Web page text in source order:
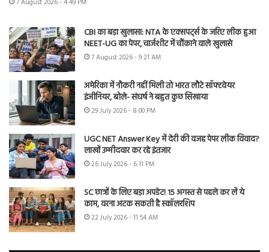
7 August 2026 - 4:49 PM
CBI का बड़ा खुलासा: NTA के एक्सपर्ट्स के जरिए लीक हुआ
NEET-UG का पेपर, चार्जशीट में चौंकाने वाले खुलासे
7 August 2026 - 9:21 AM
अमेरिका में नौकरी नहीं मिली तो भारत लौटे सॉफ्टवेयर
इंजीनियर, बोले- संघर्ष ने बहुत कुछ सिखाया
29 July 2026 - 8:00 PM
UGC NET Answer Key में देरी की वजह पेपर लीक विवाद?
लाखों उम्मीदवार कर रहे इंतजार
26 July 2026 - 6:11 PM
SC छात्रों के लिए बड़ा अपडेट! 15 अगस्त से पहले कर लें ये
काम, वरना अटक सकती है स्कॉलरशिप
22 July 2026 - 11:54 AM